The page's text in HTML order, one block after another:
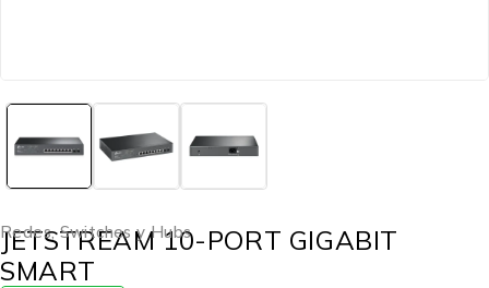
Redes,Switches y Hubs
JETSTREAM 10-PORT GIGABIT
SMART